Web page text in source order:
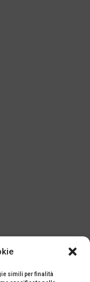
simili per finalità